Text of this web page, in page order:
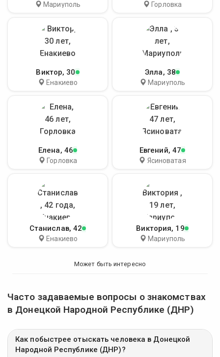
Мариуполь Горловка
Виктор, 30
Енакиево
Элла, 38
Мариуполь
Елена, 46
Горловка
Евгений, 47
Ясиноватая
Станислав, 42
Енакиево
Виктория, 19
Мариуполь
Может быть интересно
Часто задаваемые вопросы о знакомствах
в Донецкой Народной Республике (ДНР)
Как побыстрее отыскать человека в Донецкой
Народной Республике (ДНР)?